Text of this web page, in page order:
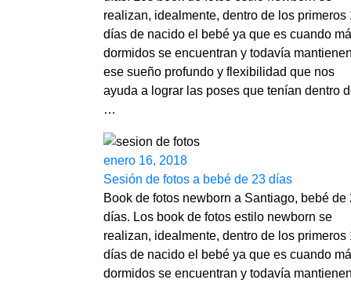
realizan, idealmente, dentro de los primeros
días de nacido el bebé ya que es cuando
dormidos se encuentran y todavía mantienen
ese sueño profundo y flexibilidad que nos
ayuda a lograr las poses que tenían dentro
…
enero 16, 2018
Sesión de fotos a bebé de 23 días
Book de fotos newborn a Santiago, bebé de
días. Los book de fotos estilo newborn se
realizan, idealmente, dentro de los primeros
días de nacido el bebé ya que es cuando
dormidos se encuentran y todavía mantienen